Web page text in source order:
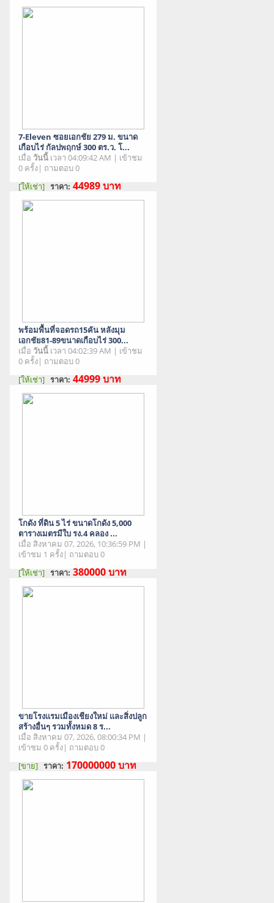
7-Eleven ซอยเอกชัย 279 ม. ขนาด
เกือบไร่ กัลปพฤกษ์ 300 ตร.ว. โ...
เมื่อ วันนี้เวลา 04:09:42 AM | เข้าชม
0 ครั้ง| ถามตอบ 0
[ให้เช่า] ราคา: 44989บาท
พร้อมพื้นที่จอดรถ15คัน หลังมุม
เอกชัย81-89ขนาดเกือบไร่ 300...
เมื่อ วันนี้เวลา 04:02:39 AM | เข้าชม
0 ครั้ง| ถามตอบ 0
[ให้เช่า] ราคา: 44999บาท
โกดัง ที่ดิน 5 ไร่ ขนาดโกดัง 5,000
ตารางเมตรมีใบ รง.4 คลอง ...
เมื่อ สิงหาคม 07, 2026, 10:36:59 PM |
เข้าชม 1 ครั้ง| ถามตอบ 0
[ให้เช่า] ราคา: 380000บาท
ขายโรงแรมเมืองเชียงใหม่ และสิ่งปลูก
สร้างอื่นๆ รวมทั้งหมด 8 ร...
เมื่อ สิงหาคม 07, 2026, 08:00:34 PM |
เข้าชม 0 ครั้ง| ถามตอบ 0
[ขาย] ราคา: 170000000บาท